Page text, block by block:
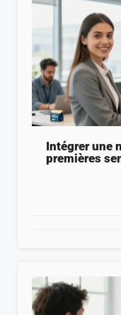
Intégrer une
premières